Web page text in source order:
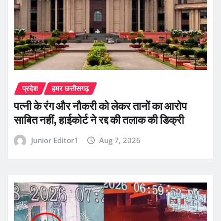
प्रदेश हमर छत्तीसगढ़
पत्नी के रंग और नौकरी को लेकर तानों का आरोप
साबित नहीं, हाईकोर्ट ने रद्द की तलाक की डिक्री
Junior Editor1 Aug 7, 2026